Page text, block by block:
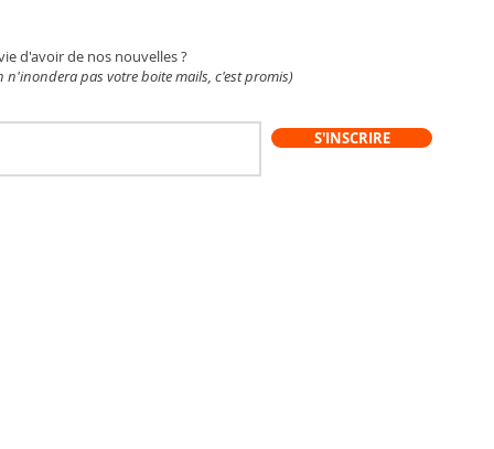
d'avoir de nos nouvelles ?
n'inondera pas votre boite mails, c'est promis)
S'INSCRIRE